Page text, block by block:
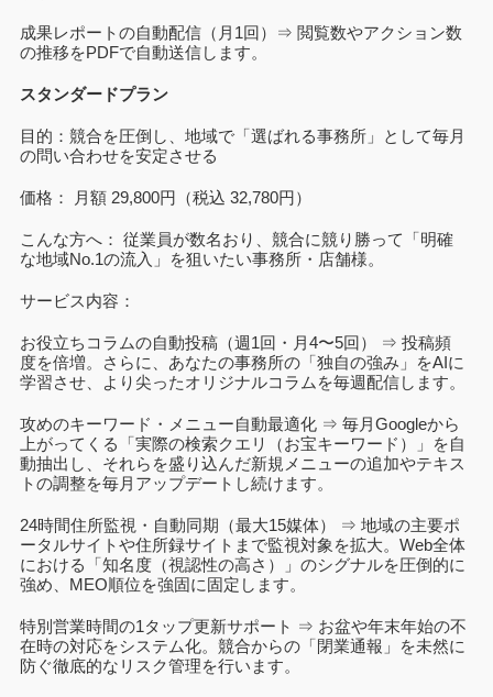
成果レポートの自動配信（月1回）⇒ 閲覧数やアクション数
の推移をPDFで自動送信します。
スタンダードプラン
目的：競合を圧倒し、地域で「選ばれる事務所」として毎月
の問い合わせを安定させる
価格： 月額 29,800円（税込 32,780円）
こんな方へ： 従業員が数名おり、競合に競り勝って「明確
な地域No.1の流入」を狙いたい事務所・店舗様。
サービス内容：
お役立ちコラムの自動投稿（週1回・月4〜5回） ⇒ 投稿頻
度を倍増。さらに、あなたの事務所の「独自の強み」をAIに
学習させ、より尖ったオリジナルコラムを毎週配信します。
攻めのキーワード・メニュー自動最適化 ⇒ 毎月Googleから
上がってくる「実際の検索クエリ（お宝キーワード）」を自
動抽出し、それらを盛り込んだ新規メニューの追加やテキス
トの調整を毎月アップデートし続けます。
24時間住所監視・自動同期（最大15媒体） ⇒ 地域の主要ポ
ータルサイトや住所録サイトまで監視対象を拡大。Web全体
における「知名度（視認性の高さ）」のシグナルを圧倒的に
強め、MEO順位を強固に固定します。
特別営業時間の1タップ更新サポート ⇒ お盆や年末年始の不
在時の対応をシステム化。競合からの「閉業通報」を未然に
防ぐ徹底的なリスク管理を行います。